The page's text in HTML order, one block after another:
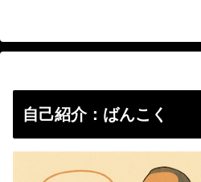
自己紹介：ばんこく